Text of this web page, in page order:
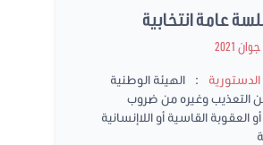
عامة انتخابية
الدستورية :
الهيئة الوطنية
التعذيب وغيره من ضروب
العقوبة القاسية أو اللاإنسانية